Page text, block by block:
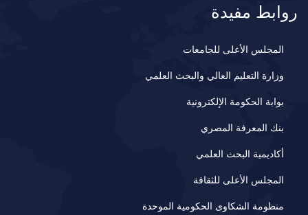
روابط مفيدة
المجلس الأعلى للجامعات
وزارة التعليم العالي والبحث العلمي
بوابة الحكومة الإلكترونية
بنك المعرفة المصري
أكاديمية البحث العلمي
المجلس الأعلى للثقافة
منظومة الشكاوى الحكومية الموحدة